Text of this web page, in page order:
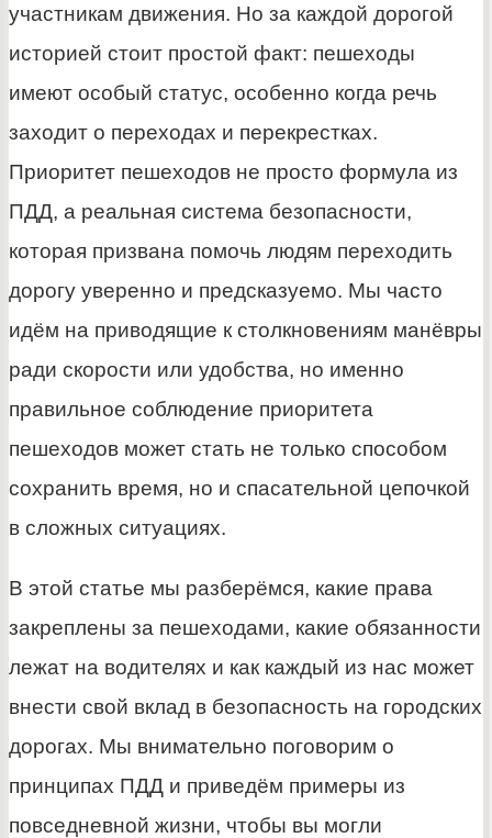
участникам движения. Но за каждой дорогой
историей стоит простой факт: пешеходы
имеют особый статус, особенно когда речь
заходит о переходах и перекрестках.
Приоритет пешеходов не просто формула из
ПДД, а реальная система безопасности,
которая призвана помочь людям переходить
дорогу уверенно и предсказуемо. Мы часто
идём на приводящие к столкновениям манёвры
ради скорости или удобства, но именно
правильное соблюдение приоритета
пешеходов может стать не только способом
сохранить время, но и спасательной цепочкой
в сложных ситуациях.
В этой статье мы разберёмся, какие права
закреплены за пешеходами, какие обязанности
лежат на водителях и как каждый из нас может
внести свой вклад в безопасность на городских
дорогах. Мы внимательно поговорим о
принципах ПДД и приведём примеры из
повседневной жизни, чтобы вы могли